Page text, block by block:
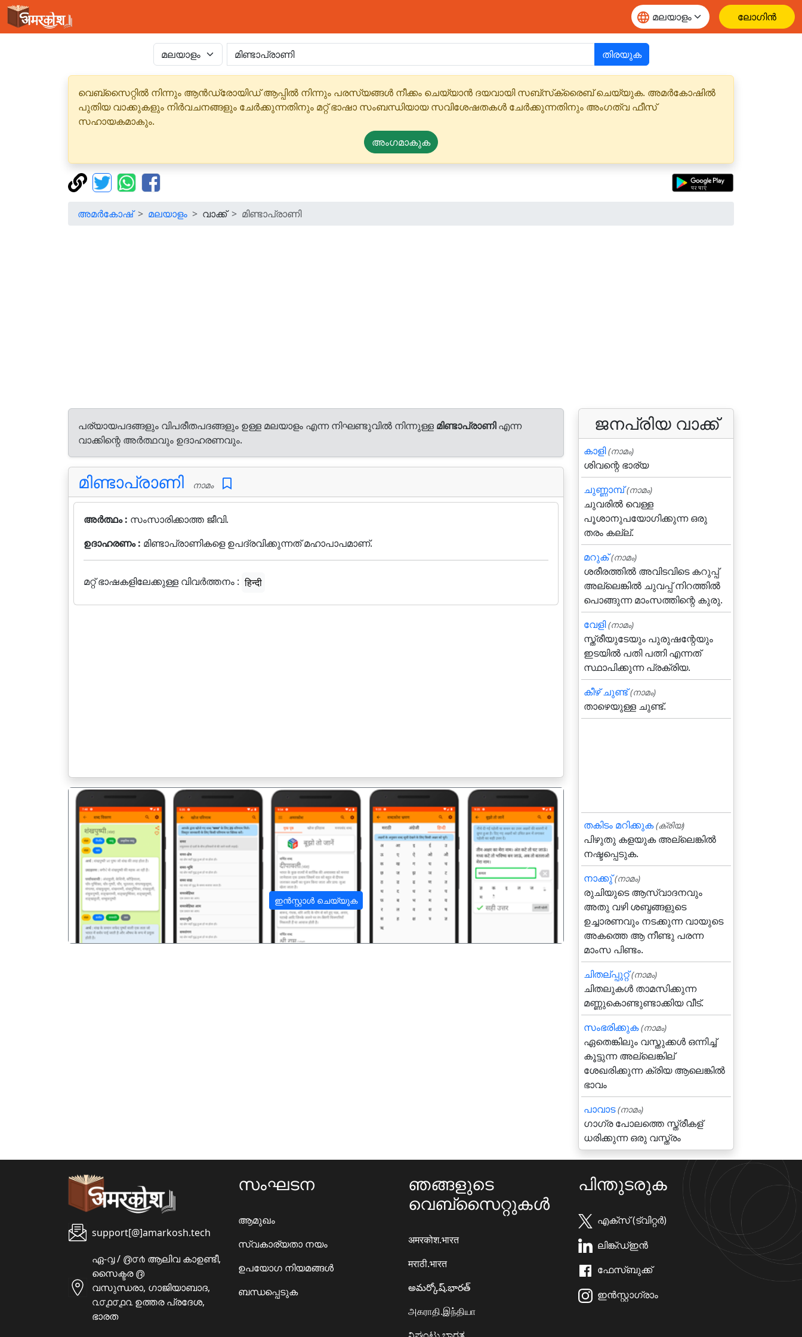
ലോഗിൻ
തിരയുക
വെബ്‌സൈറ്റിൽ നിന്നും ആൻഡ്രോയിഡ് ആപ്പിൽ നിന്നും പരസ്യങ്ങൾ നീക്കം ചെയ്യാൻ ദയവായി സബ്‌സ്‌ക്രൈബ് ചെയ്യുക. അമർകോഷിൽ
പുതിയ വാക്കുകളും നിർവചനങ്ങളും ചേർക്കുന്നതിനും മറ്റ് ഭാഷാ സംബന്ധിയായ സവിശേഷതകൾ ചേർക്കുന്നതിനും അംഗത്വ ഫീസ്
സഹായകമാകും.
അംഗമാകുക
അമർകോഷ് മലയാളം വാക്ക് മിണ്ടാപ്രാണി
പര്യായപദങ്ങളും വിപരീതപദങ്ങളും ഉള്ള മലയാളം എന്ന നിഘണ്ടുവിൽ നിന്നുള്ള മിണ്ടാപ്രാണിഎന്ന
വാക്കിന്റെ അർത്ഥവും ഉദാഹരണവും.
മിണ്ടാപ്രാണി നാമം
അർത്ഥം : സംസാരിക്കാത്ത ജീവി.
ഉദാഹരണം : മിണ്ടാപ്രാണികളെ ഉപദ്രവിക്കുന്നത് മഹാപാപമാണ്.
മറ്റ് ഭാഷകളിലേക്കുള്ള വിവർത്തനം : हिन्दी
ഇൻസ്റ്റാൾ ചെയ്യുക
पिछला अगला
ജനപ്രിയ വാക്ക്
കാളി (നാമം)
ശിവന്റെ ഭാര്യ
ചുണ്ണാമ്പ് (നാമം)
ചുവരില്‍ വെള്ള
പൂശാനുപയോഗിക്കുന്ന ഒരു
തരം കല്ല്.
മറുക്‌ (നാമം)
ശരീരത്തില്‍ അവിടവിടെ കറുപ്പ്‌
അല്ലെങ്കില്‍ ചുവപ്പ്‌ നിറത്തില്‍
പൊങ്ങുന്ന മാംസത്തിന്റെ കുരു.
വേളി (നാമം)
സ്ത്രീയുടേയും പുരുഷന്റേയും
ഇടയില്‍ പതി പത്നി എന്നത്
സ്ഥാപിക്കുന്ന പ്രക്രിയ.
കീഴ് ചുണ്ട് (നാമം)
താഴെയുള്ള ചുണ്ട്.
തകിടം മറിക്കുക (ക്രിയ)
പിഴുതു കളയുക അല്ലെങ്കില്‍
നഷ്ടപ്പെടുക.
നാക്കു്‌ (നാമം)
രുചിയുടെ ആസ്വാദനവും
അതു വഴി ശബ്ദങ്ങളുടെ
ഉച്ചാരണവും നടക്കുന്ന വായുടെ
അകത്തെ ആ നീണ്ടു പരന്ന
മാംസ പിണ്ടം.
ചിതല്പ്പുറ്റ് (നാമം)
ചിതലുകള്‍ താമസിക്കുന്ന
മണ്ണുകൊണ്ടുണ്ടാക്കിയ വീട്.
സംഭരിക്കുക (നാമം)
ഏതെങ്കിലും വസ്തുക്കള്‍ ഒന്നിച്ച്
കൂട്ടുന്ന അല്ലെങ്കില്
ശേഖരിക്കുന്ന ക്രിയ ആലെങ്കില്‍
ഭാവം
പാവാട (നാമം)
ഗാഗ്ര പോലത്തെ സ്ത്രീകള്
ധരിക്കുന്ന ഒരു വസ്ത്രം
support[@]amarkosh.tech
ഏ-൮ / ൫൦൪ ആലിവ കാഉണ്ടീ,
സൈക്ടര ൫
വസുന്ധരാ, ഗാജിയാബാദ,
൨൦൧൦൧൨ ഉത്തര പ്രദേശ,
ഭാരത
സംഘടന
ആമുഖം
സ്വകാര്യതാ നയം
ഉപയോഗ നിയമങ്ങൾ
ബന്ധപ്പെടുക
ഞങ്ങളുടെ
വെബ്സൈറ്റുകൾ
अमरकोश.भारत
मराठी.भारत
అమర్కోష్.భారత్
அகராதி.இந்தியா
പിന്തുടരുക
എക്സ് (ട്വിറ്റർ)
ലിങ്ക്ഡ്ഇൻ
ഫേസ്ബുക്ക്
ഇൻസ്റ്റാഗ്രാം